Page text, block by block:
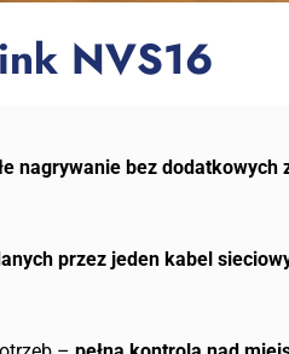
NVS16
nagrywanie bez dodatkowych
przez jeden kabel